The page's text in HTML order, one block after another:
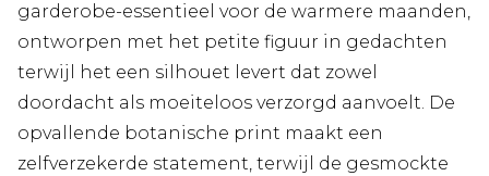
garderobe-essentieel voor de warmere maanden,
ontworpen met het petite figuur in gedachten
terwijl het een silhouet levert dat zowel
doordacht als moeiteloos verzorgd aanvoelt. De
opvallende botanische print maakt een
zelfverzekerde statement, terwijl de gesmockte